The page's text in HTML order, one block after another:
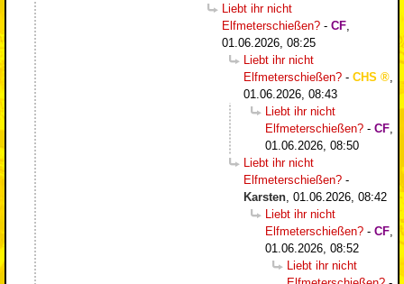
Liebt ihr nicht
Elfmeterschießen? - CF,
01.06.2026, 08:25
Liebt ihr nicht
Elfmeterschießen? - CHS
,
01.06.2026, 08:43
Liebt ihr nicht
Elfmeterschießen? - CF,
01.06.2026, 08:50
Liebt ihr nicht
Elfmeterschießen? -
Karsten, 01.06.2026, 08:42
Liebt ihr nicht
Elfmeterschießen? - CF,
01.06.2026, 08:52
Liebt ihr nicht